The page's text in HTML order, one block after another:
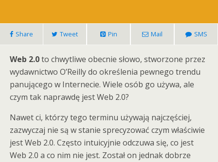
Share Tweet Pin Mail SMS
Web 2.0to chwytliwe obecnie słowo, stworzone przez
wydawnictwo O’Reilly do określenia pewnego trendu
panującego w Internecie. Wiele osób go używa, ale
czym tak naprawdę jest Web 2.0?
Nawet ci, którzy tego terminu używają najczęściej,
zazwyczaj nie są w stanie sprecyzować czym właściwie
jest Web 2.0. Często intuicyjnie odczuwa się, co jest
Web 2.0 a co nim nie jest. Został on jednak dobrze